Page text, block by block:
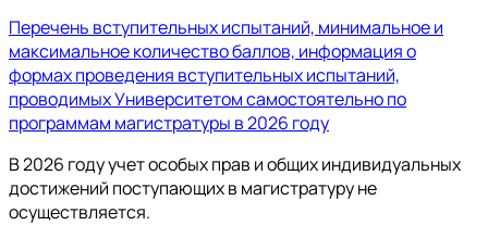
Перечень вступительных испытаний, минимальное и
максимальное количество баллов, информация о
формах проведения вступительных испытаний,
проводимых Университетом самостоятельно по
программам магистратуры в 2026 году
В 2026 году учет особых прав и общих индивидуальных
достижений поступающих в магистратуру не
осуществляется.